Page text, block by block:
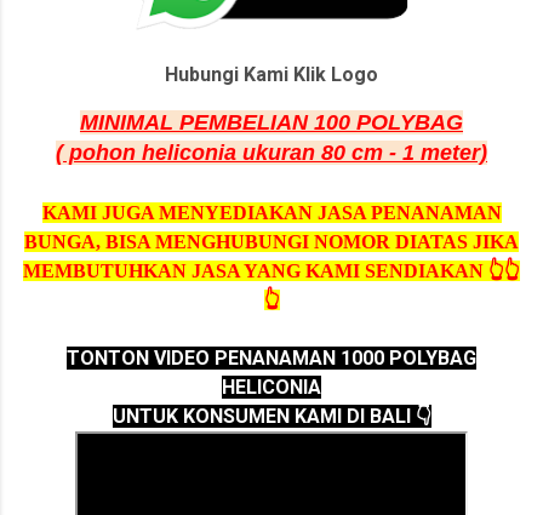
Hubungi Kami Klik Logo
MINIMAL PEMBELIAN 100 POLYBAG
( pohon heliconia ukuran 80 cm - 1 meter)
KAMI JUGA MENYEDIAKAN JASA PENANAMAN
BUNGA, BISA MENGHUBUNGI NOMOR DIATAS JIKA
MEMBUTUHKAN JASA YANG KAMI SENDIAKAN 👆👆
👆
TONTON VIDEO PENANAMAN 1000 POLYBAG
HELICONIA
UNTUK KONSUMEN KAMI DI BALI 👇